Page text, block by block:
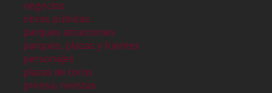
negocios
obras públicas
parques atracciones
parques, plazas y fuentes
personajes
plazas de toros
prensa, revistas